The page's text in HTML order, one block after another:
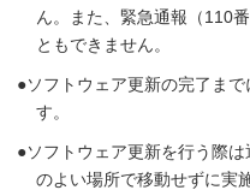
ん。また、緊急通報（110
ともできません。
ソフトウェア更新の完了ま
す。
ソフトウェア更新を行う際
のよい場所で移動せずに実